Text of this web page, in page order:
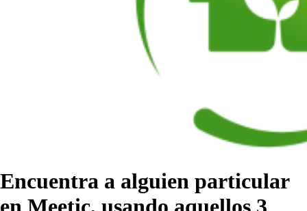
Encuentra a alguien particular